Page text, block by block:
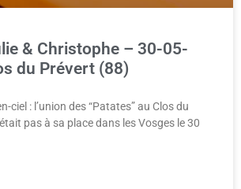
& Christophe – 30-05-
du Prévert (88)
ciel : l’union des “Patates” au Clos du
pas à sa place dans les Vosges le 30